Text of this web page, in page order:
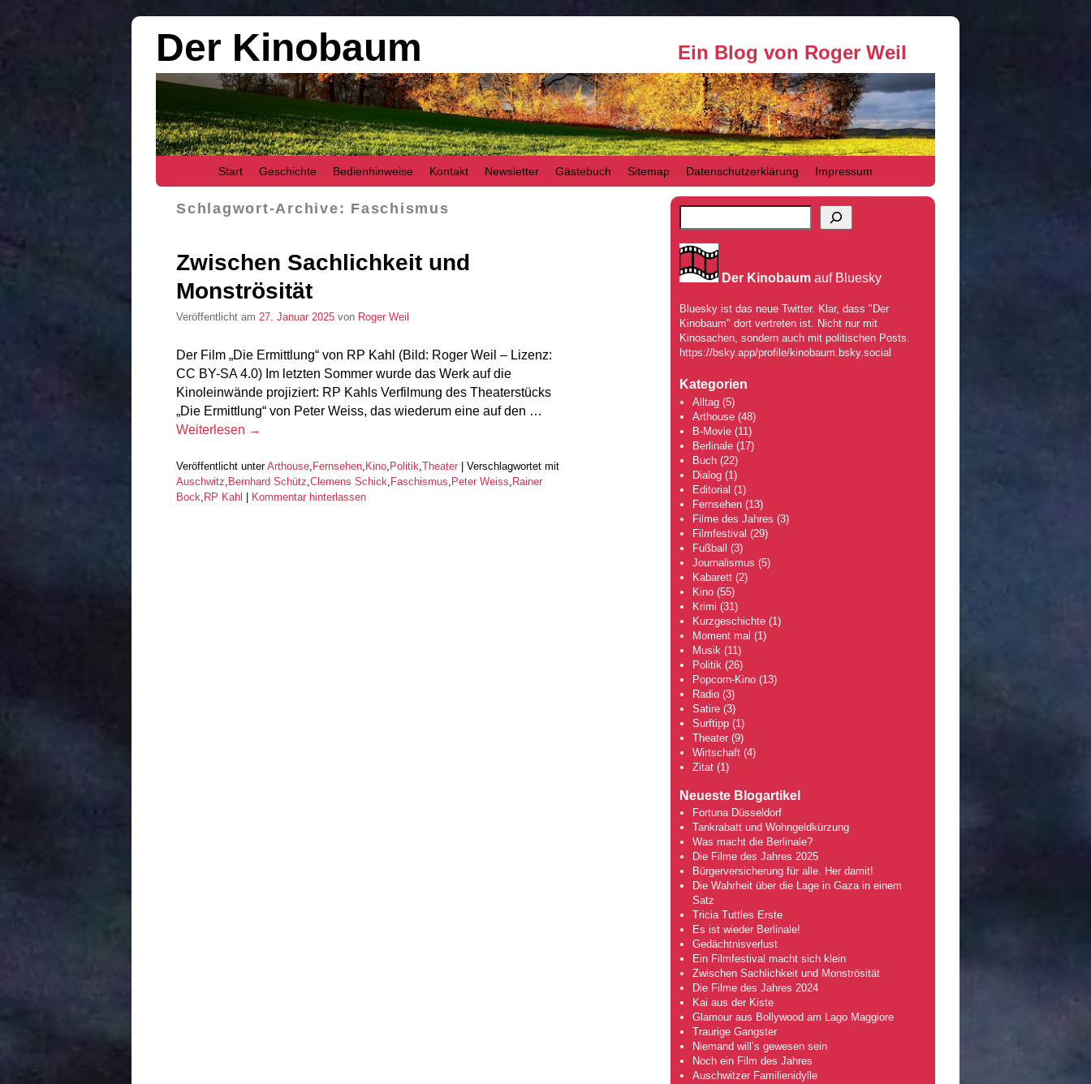
Der Kinobaum Ein Blog von Roger Weil
Start Geschichte Bedienhinweise Kontakt Newsletter Gästebuch Sitemap Datenschutzerklärung Impressum
Schlagwort-Archive: Faschismus
Zwischen Sachlichkeit und
Monströsität
Veröffentlicht am 27. Januar 2025 von Roger Weil
Der Film „Die Ermittlung“ von RP Kahl (Bild: Roger Weil – Lizenz:
CC BY-SA 4.0) Im letzten Sommer wurde das Werk auf die
Kinoleinwände projiziert: RP Kahls Verfilmung des Theaterstücks
„Die Ermittlung“ von Peter Weiss, das wiederum eine auf den …
Weiterlesen →
Veröffentlicht unter Arthouse Fernsehen Kino Politik Theater
Verschlagwortet mit
Auschwitz Bernhard Schütz Clemens Schick Faschismus Peter Weiss Rainer
Bock RP Kahl Kommentar hinterlassen
Der Kinobaumauf Bluesky
Bluesky ist das neue Twitter. Klar, dass "Der
Kinobaum" dort vertreten ist. Nicht nur mit
Kinosachen, sondern auch mit politischen Posts.
https://bsky.app/profile/kinobaum.bsky.social
Kategorien
Alltag(5)
Arthouse(48)
B-Movie(11)
Berlinale(17)
Buch(22)
Dialog(1)
Editorial (1)
Fernsehen(13)
Filme des Jahres (3)
Filmfestival (29)
Fußball (3)
Journalismus (5)
Kabarett(2)
Kino(55)
Krimi (31)
Kurzgeschichte(1)
Moment mal (1)
Musik (11)
Politik (26)
Popcorn-Kino(13)
Radio(3)
Satire(3)
Surftipp(1)
Theater(9)
Wirtschaft(4)
Zitat(1)
Neueste Blogartikel
Fortuna Düsseldorf
Tankrabatt und Wohngeldkürzung
Was macht die Berlinale?
Die Filme des Jahres 2025
Bürgerversicherung für alle. Her damit!
Die Wahrheit über die Lage in Gaza in einem
Satz
Tricia Tuttles Erste
Es ist wieder Berlinale!
Gedächtnisverlust
Ein Filmfestival macht sich klein
Zwischen Sachlichkeit und Monströsität
Die Filme des Jahres 2024
Kai aus der Kiste
Glamour aus Bollywood am Lago Maggiore
Traurige Gangster
Niemand will’s gewesen sein
Noch ein Film des Jahres
Auschwitzer Familienidylle